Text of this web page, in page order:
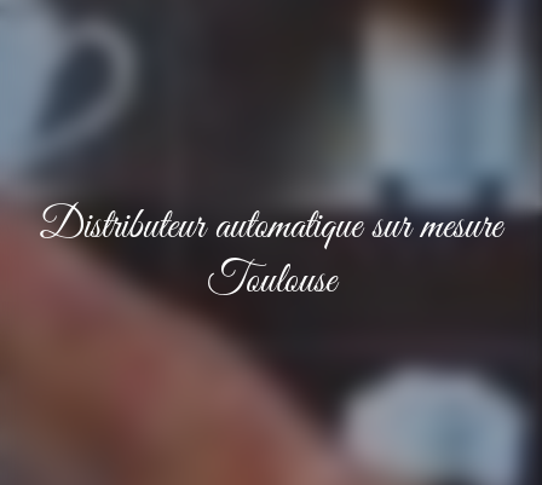
Distributeur automatique sur mesure
Toulouse